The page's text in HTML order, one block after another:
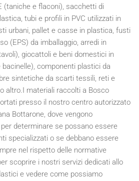
(taniche e flaconi), sacchetti di
tubi e profili in PVC utilizzati in
urbani, pallet e casse in plastica, fusti
(EPS) da imballaggio, arredi in
giocattoli e beni domestici in
componenti plastici da
sintetiche da scarti tessili, reti e
altro.I materiali raccolti a Bosco
presso il nostro centro autorizzato
Bottarone, dove vengono
determinare se possano essere
specializzati o se debbano essere
nel rispetto delle normative
scoprire i nostri servizi dedicati allo
e vedere come possiamo